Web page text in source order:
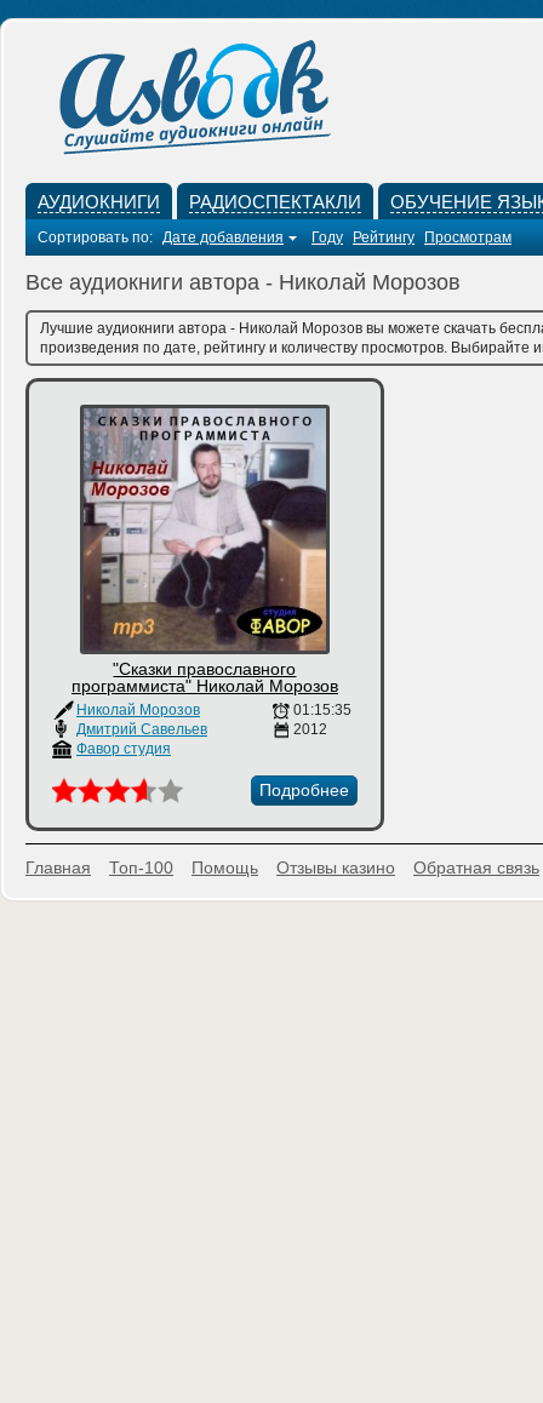
АУДИОКНИГИ РАДИОСПЕКТАКЛИ ОБУЧЕНИЕ
Сортировать по: Дате добавления Году Рейтингу Просмотрам
Все аудиокниги автора - Николай Морозов
Лучшие аудиокниги автора - Николай Морозов вы можете скачать
произведения по дате, рейтингу и количеству просмотров. Выбирайте
"Сказки православного
программиста" Николай Морозов
Николай Морозов
Дмитрий Савельев
Фавор студия
01:15:35
2012
Подробнее
Главная Топ-100 Помощь Отзывы казино Обратная связь